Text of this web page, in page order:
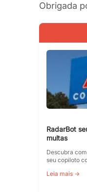
Obrigada
RadarBot
multas
Descubra
seu copiloto
Leia mais →